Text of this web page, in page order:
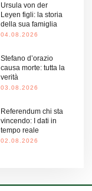
Ursula von der
Leyen figli: la storia
della sua famiglia
04.08.2026
Stefano d’orazio
causa morte: tutta la
verità
03.08.2026
Referendum chi sta
vincendo: I dati in
tempo reale
02.08.2026